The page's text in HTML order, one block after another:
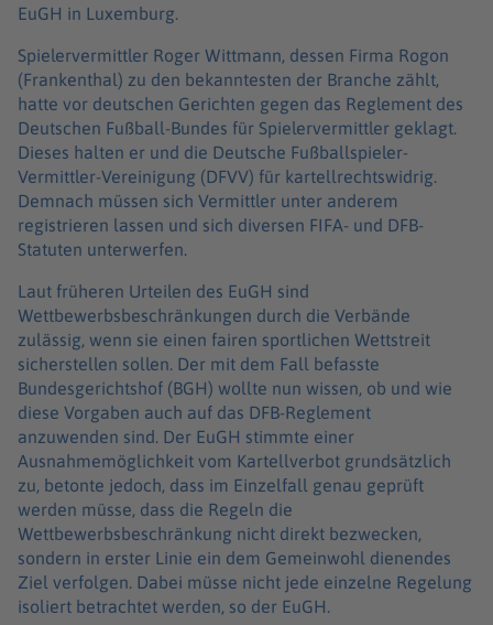
EuGH in Luxemburg.
Spielervermittler Roger Wittmann, dessen Firma Rogon
(Frankenthal) zu den bekanntesten der Branche zählt,
hatte vor deutschen Gerichten gegen das Reglement des
Deutschen Fußball-Bundes für Spielervermittler geklagt.
Dieses halten er und die Deutsche Fußballspieler-
Vermittler-Vereinigung (DFVV) für kartellrechtswidrig.
Demnach müssen sich Vermittler unter anderem
registrieren lassen und sich diversen FIFA- und DFB-
Statuten unterwerfen.
Laut früheren Urteilen des EuGH sind
Wettbewerbsbeschränkungen durch die Verbände
zulässig, wenn sie einen fairen sportlichen Wettstreit
sicherstellen sollen. Der mit dem Fall befasste
Bundesgerichtshof (BGH) wollte nun wissen, ob und wie
diese Vorgaben auch auf das DFB-Reglement
anzuwenden sind. Der EuGH stimmte einer
Ausnahmemöglichkeit vom Kartellverbot grundsätzlich
zu, betonte jedoch, dass im Einzelfall genau geprüft
werden müsse, dass die Regeln die
Wettbewerbsbeschränkung nicht direkt bezwecken,
sondern in erster Linie ein dem Gemeinwohl dienendes
Ziel verfolgen. Dabei müsse nicht jede einzelne Regelung
isoliert betrachtet werden, so der EuGH.